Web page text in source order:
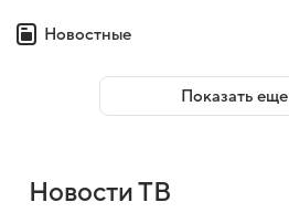
Новостные
Показать еще
Новости ТВ